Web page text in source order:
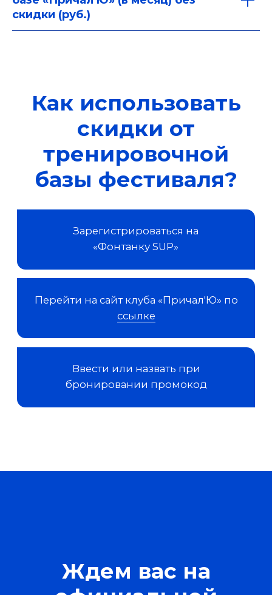
скидки (руб.)
Отправить
Политика использования cookies
Политика в отношении обработки персональных
Памятка для застрахованных лиц
© 2026
ООО «Фонтанка ФЕСТ»